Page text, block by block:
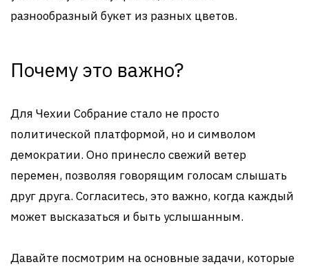
разнообразный букет из разных цветов.
Почему это важно?
Для Чехии Собрание стало не просто
политической платформой, но и символом
демократии. Оно принесло свежий ветер
перемен, позволяя говорящим голосам слышать
друг друга. Согласитесь, это важно, когда каждый
может высказаться и быть услышанным.
Давайте посмотрим на основные задачи, которые